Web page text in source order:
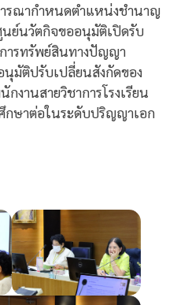
รณากำหนดตำแหน่งชำนาญ
ย์นวัตกิจขออนุมัติเปิดรับ
ารทรัพย์สินทางปัญญา
นุมัติปรับเปลี่ยนสังกัดของ
งานสายวิชาการโรงเรียน
กษาต่อในระดับปริญญาเอก